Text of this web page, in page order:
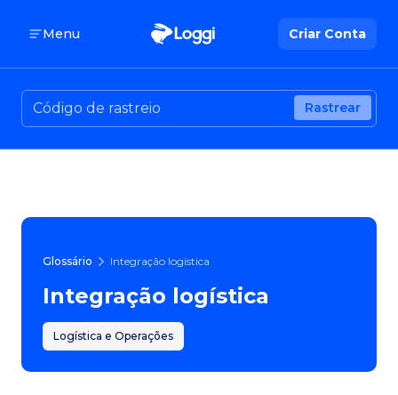
Menu Criar Conta
Rastrear
Glossário Integração logística
Integração logística
Logística e Operações